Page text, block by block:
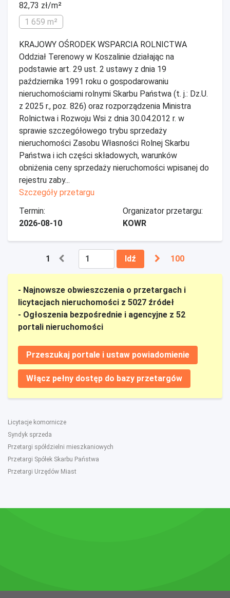
82,73 zł/m²
1 659 m²
KRAJOWY OŚRODEK WSPARCIA ROLNICTWA
Oddział Terenowy w Koszalinie działając na
podstawie art. 29 ust. 2 ustawy z dnia 19
października 1991 roku o gospodarowaniu
nieruchomościami rolnymi Skarbu Państwa (t. j.: Dz.U.
z 2025 r., poz. 826) oraz rozporządzenia Ministra
Rolnictwa i Rozwoju Wsi z dnia 30.04.2012 r. w
sprawie szczegółowego trybu sprzedaży
nieruchomości Zasobu Własności Rolnej Skarbu
Państwa i ich części składowych, warunków
obniżenia ceny sprzedaży nieruchomości wpisanej do
rejestru zaby...
Szczegóły przetargu
Termin:
2026-08-10
Organizator przetargu:
KOWR
1 Idź 100
- Najnowsze obwieszczenia o przetargach i
licytacjach nieruchomości z 5027 źródeł
- Ogłoszenia bezpośrednie i agencyjne z 52
portali nieruchomości
Przeszukaj portale i ustaw powiadomienie
Włącz pełny dostęp do bazy przetargów
Licytacje komornicze
Syndyk sprzeda
Przetargi spółdzielni mieszkaniowych
Przetargi Spółek Skarbu Państwa
Przetargi Urzędów Miast